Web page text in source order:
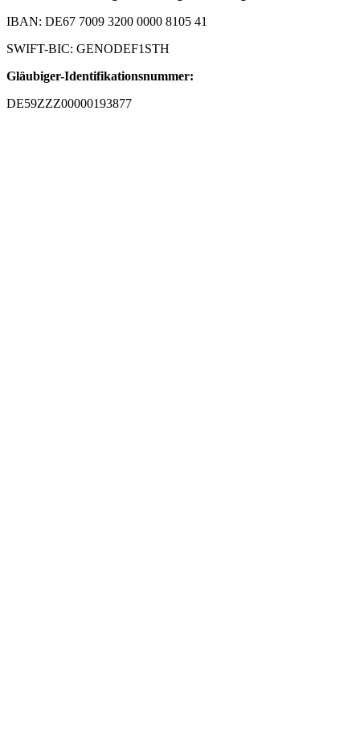
IBAN: DE67 7009 3200 0000 8105 41
SWIFT-BIC: GENODEF1STH
Gläubiger-Identifikationsnummer:
DE59ZZZ00000193877